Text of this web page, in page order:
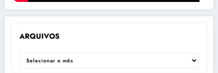
ARQUIVOS
ARQUIVOS